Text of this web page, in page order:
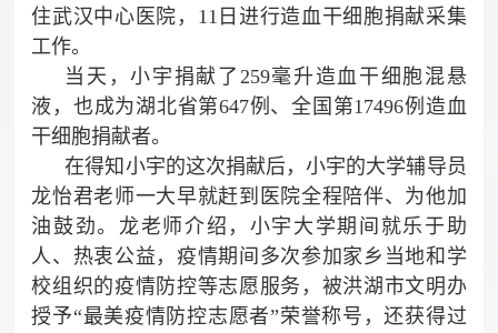
住武汉中心医院，11日进行造血干细胞捐献采集
工作。
当天，小宇捐献了259毫升造血干细胞混悬
液，也成为湖北省第647例、全国第17496例造血
干细胞捐献者。
在得知小宇的这次捐献后，小宇的大学辅导员
龙怡君老师一大早就赶到医院全程陪伴、为他加
油鼓劲。龙老师介绍，小宇大学期间就乐于助
人、热衷公益，疫情期间多次参加家乡当地和学
校组织的疫情防控等志愿服务，被洪湖市文明办
授予“最美疫情防控志愿者”荣誉称号，还获得过